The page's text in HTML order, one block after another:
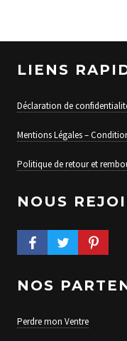
LIENS
Déclaration de
Mentions Légales –
Politique de retour et
NOUS
FACEBOOK PROFILE
TWITTER PROFILE
PINTEREST
NOS
Perdre mon Ventre